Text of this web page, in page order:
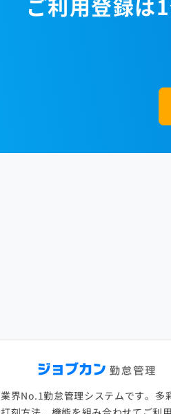
ご利用登録は
業界No.1勤怠管理システムです。多